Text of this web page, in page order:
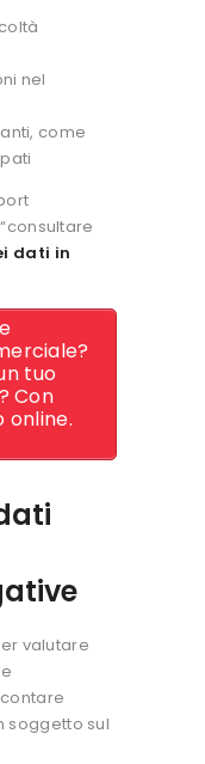
nel
come
dati in
tuo
Con
online.
valutare
soggetto sul